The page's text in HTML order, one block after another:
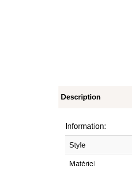
Description
Information:
Style
Matériel